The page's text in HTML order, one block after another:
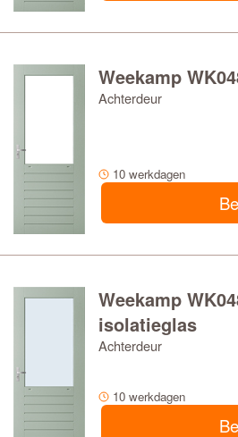
Weekamp
Achterdeur
10 werkdagen
Weekamp
isolatieglas
Achterdeur
10 werkdagen